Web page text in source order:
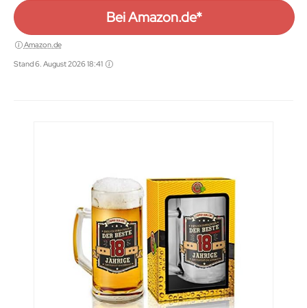
Bei Amazon.de*
Amazon.de
Stand 6. August 2026 18:41